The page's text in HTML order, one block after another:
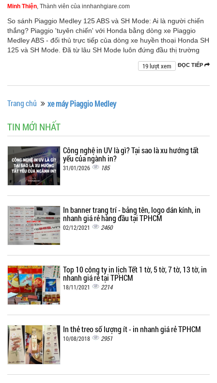
Minh Thiện, Thành viên của innhanhgiare.com
So sánh Piaggio Medley 125 ABS và SH Mode: Ai là người chiến
thắng? Piaggio 'tuyên chiến' với Honda bằng dòng xe Piaggio
Medley ABS - đối thủ trực tiếp của dòng xe huyền thoại Honda SH
125 và SH Mode. Đã từ lâu SH Mode luôn đứng đầu thị trường
ĐỌC TIẾP
19 lượt xem
Trang chủ xe máy Piaggio Medley
TIN MỚI NHẤT
Công nghệ in UV là gì? Tại sao là xu hướng tất
yếu của ngành in?
31/01/2026 185
In banner trang trí - bảng tên, logo dán kính, in
nhanh giá rẻ hàng đầu tại TPHCM
02/12/2021 2460
Top 10 công ty in lịch Tết 1 tờ, 5 tờ, 7 tờ, 13 tờ, in
nhanh giá rẻ tại TPHCM
18/11/2021 2214
In thẻ treo số lượng ít - in nhanh giá rẻ TPHCM
10/08/2018 2951